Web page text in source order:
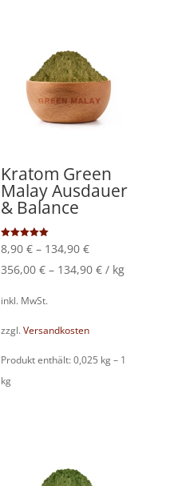
Kratom Green
Malay Ausdauer
& Balance
Bewertet
mit
von 5
8,90€ – 134,90€
356,00€ – 134,90€ / kg
inkl. MwSt.
zzgl.Versandkosten
Produkt enthält: 0,025 kg– 1
kg